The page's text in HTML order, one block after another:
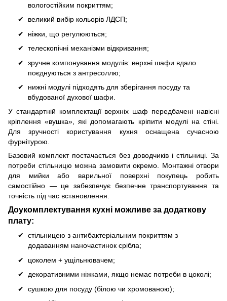
вологостійким покриттям;
великий вибір кольорів ЛДСП;
ніжки, що регулюються;
телескопічні механізми відкривання;
зручне компонування модулів: верхні шафи вдало
поєднуються з антресоллю;
нижні модулі підходять для зберігання посуду та
вбудованої духової шафи.
У стандартній комплектації верхніх шаф передбачені навісні
кріплення «вушка», які допомагають кріпити модулі на стіні.
Для зручності користування кухня оснащена сучасною
фурнітурою.
Базовий комплект постачається без доводчиків і стільниці. За
потреби стільницю можна замовити окремо. Монтажні отвори
для мийки або варильної поверхні покупець робить
самостійно — це забезпечує безпечне транспортування та
точність під час встановлення.
Доукомплектування кухні можливе за додаткову
плату:
стільницею з антибактеріальним покриттям з
додаванням наночастинок срібла;
цоколем + ущільнювачем;
декоративними ніжками, якщо немає потреби в цоколі;
сушкою для посуду (білою чи хромованою);